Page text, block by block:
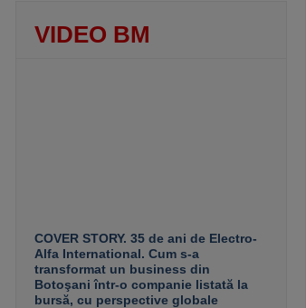
VIDEO BM
COVER STORY. 35 de ani de Electro-
Alfa International. Cum s-a
transformat un business din
Botoşani într-o companie listată la
bursă, cu perspective globale